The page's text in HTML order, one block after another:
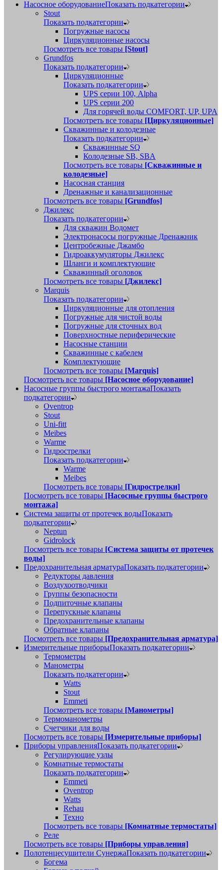
Насосное оборудованиеПоказать подкатегории
Stout
Показать подкатегории
Погружные насосы
Циркуляционные насосы
Посмотреть все товары [Stout]
Grundfos
Показать подкатегории
Циркуляционные
Показать подкатегории
UPS серии 100, Alpha
UPS серии 200
Для горячей воды COMFORT, UP, UPA
Посмотреть все товары [Циркуляционные]
Скважинные и колодезные
Показать подкатегории
Скважинные SQ
Колодезные SB, SBA
Посмотреть все товары [Скважинные и
колодезные]
Насосная станция
Дренажные и канализационные
Посмотреть все товары [Grundfos]
Джилекс
Показать подкатегории
Для скважин Водомет
Электронасосы погружные Дренажник
Центробежные Джамбо
Гидроаккумуляторы Джилекс
Шланги и комплектующие
Скважинный оголовок
Посмотреть все товары [Джилекс]
Marquis
Показать подкатегории
Циркуляционные для отопления
Погружные для чистой воды
Погружные для сточных вод
Поверхностные периферические
Насосные станции
Скважинные с кабелем
Комплектующие
Посмотреть все товары [Marquis]
Посмотреть все товары [Насосное оборудование]
Насосные группы быстрого монтажаПоказать
подкатегории
Oventrop
Stout
Uni-fitt
Meibes
Warme
Гидрострелки
Показать подкатегории
Warme
Meibes
Посмотреть все товары [Гидрострелки]
Посмотреть все товары [Насосные группы быстрого
монтажа]
Система защиты от протечек водыПоказать
подкатегории
Neptun
Gidrolock
Посмотреть все товары [Система защиты от протечек
воды]
Предохранительная арматураПоказать подкатегории
Редукторы давления
Воздухоотводчики
Группы безопасности
Подпиточные клапаны
Перепускные клапаны
Предохранительные клапаны
Обратные клапаны
Посмотреть все товары [Предохранительная арматура]
Измерительные приборыПоказать подкатегории
Термометры
Манометры
Показать подкатегории
Watts
Stout
Emmeti
Посмотреть все товары [Манометры]
Термоманометры
Счетчики для воды
Посмотреть все товары [Измерительные приборы]
Приборы управленияПоказать подкатегории
Регулирующие узлы
Комнатные термостаты
Показать подкатегории
Emmeti
Oventrop
Watts
Rehau
Техно
Посмотреть все товары [Комнатные термостаты]
Реле
Посмотреть все товары [Приборы управления]
Полотенцесушители СунержаПоказать подкатегории
Богема